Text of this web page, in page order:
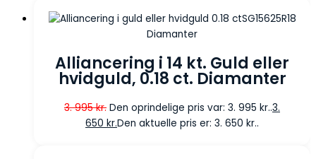
Diamanter
Alliancering i 14 kt. Guld eller
hvidguld, 0.18 ct. Diamanter
3. 995kr. Den oprindelige pris var: 3. 995 kr..3.
650 kr.Den aktuelle pris er: 3. 650 kr..